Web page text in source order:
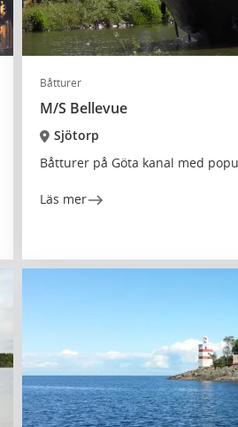
Båtturer
M/S Bellevue
Sjötorp
Båtturer på Göta kanal med
Läs mer